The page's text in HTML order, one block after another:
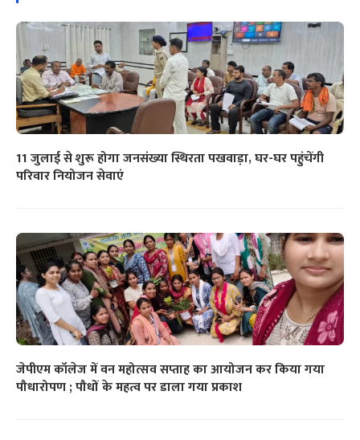
11 जुलाई से शुरू होगा जनसंख्या स्थिरता पखवाड़ा, घर-घर पहुंचेंगी
परिवार नियोजन सेवाएं
जेपीएम कॉलेज में वन महोत्सव सप्ताह का आयोजन कर किया गया
पौधारोपण ; पौधों के महत्व पर डाला गया प्रकाश